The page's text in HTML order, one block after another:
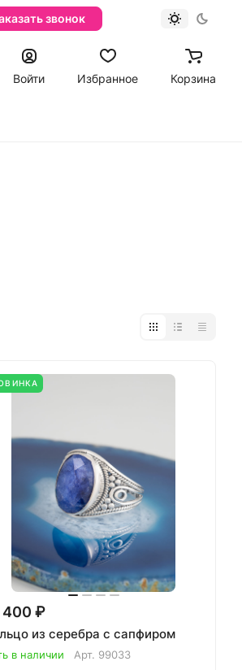
звонок
Войти
Избранное Корзина
400 ₽
из серебра с сапфиром
в наличии Арт. 99033